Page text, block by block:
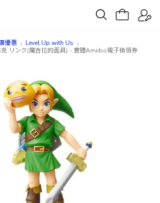
優惠
Level Up with Us
リンク(魔吉拉的面具) - 實體Amiibo電子換領券